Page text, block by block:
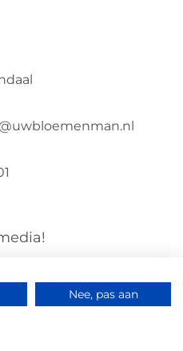
Nee, pas aan